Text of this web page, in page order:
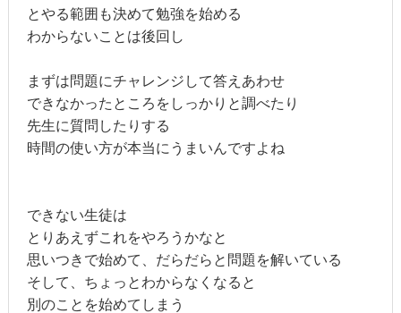
とやる範囲も決めて勉強を始める
わからないことは後回し
まずは問題にチャレンジして答えあわせ
できなかったところをしっかりと調べたり
先生に質問したりする
時間の使い方が本当にうまいんですよね
できない生徒は
とりあえずこれをやろうかなと
思いつきで始めて、だらだらと問題を解いている
そして、ちょっとわからなくなると
別のことを始めてしまう